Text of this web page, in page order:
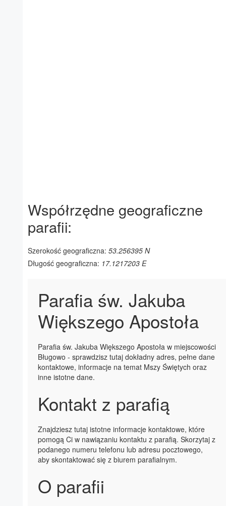
Współrzędne geograficzne
parafii:
Szerokość geograficzna: 53.256395 N
Długość geograficzna: 17.1217203 E
Parafia św. Jakuba
Większego Apostoła
Parafia św. Jakuba Większego Apostoła w miejscowości
Bługowo - sprawdzisz tutaj dokładny adres, pełne dane
kontaktowe, informacje na temat Mszy Świętych oraz
inne istotne dane.
Kontakt z parafią
Znajdziesz tutaj istotne informacje kontaktowe, które
pomogą Ci w nawiązaniu kontaktu z parafią. Skorzytaj z
podanego numeru telefonu lub adresu pocztowego,
aby skontaktować się z biurem parafialnym.
O parafii